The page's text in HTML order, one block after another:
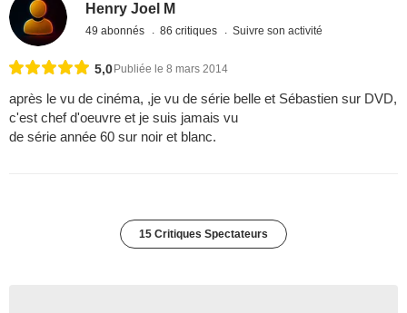
Henry Joel M
49 abonnés 86 critiques Suivre son activité
5,0Publiée le 8 mars 2014
après le vu de cinéma, ,je vu de série belle et Sébastien sur DVD,
c'est chef d'oeuvre et je suis jamais vu
de série année 60 sur noir et blanc.
15 Critiques Spectateurs